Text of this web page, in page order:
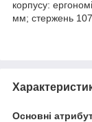
корпусу:
мм; стержень
Основні